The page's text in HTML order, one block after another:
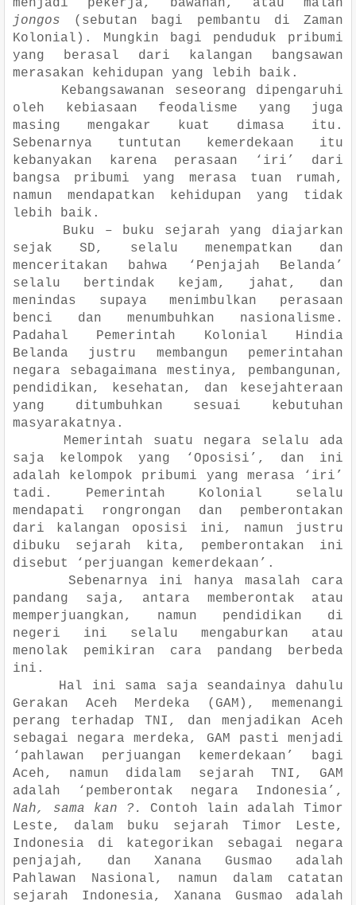
menjadi pekerja, bawahan, atau malah
jongos (sebutan bagi pembantu di Zaman
Kolonial). Mungkin bagi penduduk pribumi
yang berasal dari kalangan bangsawan
merasakan kehidupan yang lebih baik.
Kebangsawanan seseorang dipengaruhi
oleh kebiasaan feodalisme yang juga
masing mengakar kuat dimasa itu.
Sebenarnya tuntutan kemerdekaan itu
kebanyakan karena perasaan ‘iri’ dari
bangsa pribumi yang merasa tuan rumah,
namun mendapatkan kehidupan yang tidak
lebih baik.
Buku – buku sejarah yang diajarkan
sejak SD, selalu menempatkan dan
menceritakan bahwa ‘Penjajah Belanda’
selalu bertindak kejam, jahat, dan
menindas supaya menimbulkan perasaan
benci dan menumbuhkan nasionalisme.
Padahal Pemerintah Kolonial Hindia
Belanda justru membangun pemerintahan
negara sebagaimana mestinya, pembangunan,
pendidikan, kesehatan, dan kesejahteraan
yang ditumbuhkan sesuai kebutuhan
masyarakatnya.
Memerintah suatu negara selalu ada
saja kelompok yang ‘Oposisi’, dan ini
adalah kelompok pribumi yang merasa ‘iri’
tadi. Pemerintah Kolonial selalu
mendapati rongrongan dan pemberontakan
dari kalangan oposisi ini, namun justru
dibuku sejarah kita, pemberontakan ini
disebut ‘perjuangan kemerdekaan’.
Sebenarnya ini hanya masalah cara
pandang saja, antara memberontak atau
memperjuangkan, namun pendidikan di
negeri ini selalu mengaburkan atau
menolak pemikiran cara pandang berbeda
ini.
Hal ini sama saja seandainya dahulu
Gerakan Aceh Merdeka (GAM), memenangi
perang terhadap TNI, dan menjadikan Aceh
sebagai negara merdeka, GAM pasti menjadi
‘pahlawan perjuangan kemerdekaan’ bagi
Aceh, namun didalam sejarah TNI, GAM
adalah ‘pemberontak negara Indonesia’,
Nah, sama kan ?. Contoh lain adalah Timor
Leste, dalam buku sejarah Timor Leste,
Indonesia di kategorikan sebagai negara
penjajah, dan Xanana Gusmao adalah
Pahlawan Nasional, namun dalam catatan
sejarah Indonesia, Xanana Gusmao adalah